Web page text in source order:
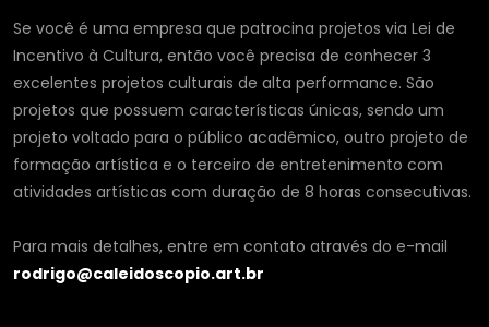
Se você é uma empresa que patrocina projetos via Lei de
Incentivo à Cultura, então você precisa de conhecer 3
excelentes projetos culturais de alta performance. São
projetos que possuem características únicas, sendo um
projeto voltado para o público acadêmico, outro projeto de
formação artística e o terceiro de entretenimento com
atividades artísticas com duração de 8 horas consecutivas.
Para mais detalhes, entre em contato através do e-mail
rodrigo@caleidoscopio.art.br